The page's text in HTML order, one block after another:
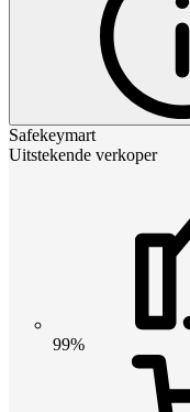
Safekeymart
Uitstekende verkoper
99%